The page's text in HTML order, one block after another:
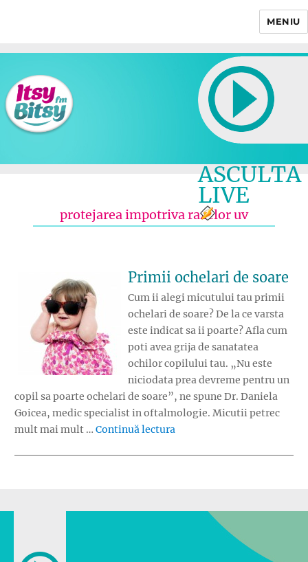
MENIU
ASCULTA
LIVE
protejarea impotriva razelor uv
Primii ochelari de soare
Cum ii alegi micutului tau primii
ochelari de soare? De la ce varsta
este indicat sa ii poarte? Afla cum
poti avea grija de sanatatea
ochilor copilului tau. „Nu este
niciodata prea devreme pentru un
copil sa poarte ochelari de soare”, ne spune Dr. Daniela
Goicea, medic specialist in oftalmologie. Micutii petrec
mult mai mult … Continuă lectura